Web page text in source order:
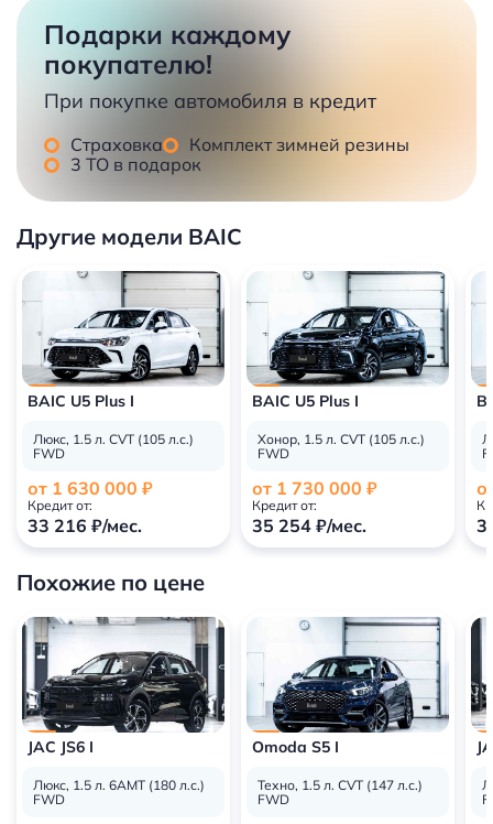
Подарки каждому
покупателю!
При покупке автомобиля в кредит
Страховка
Комплект зимней резины
3 ТО в подарок
Другие модели BAIC
BAIC U5 Plus I
Люкс, 1.5 л. CVT (105 л.с.)
FWD
от 1 630 000 ₽
Кредит от:
33 216 ₽/мес.
BAIC U5 Plus I
Хонор, 1.5 л. CVT (105 л.с.)
FWD
от 1 730 000 ₽
Кредит от:
35 254 ₽/мес.
Похожие по цене
JAC JS6 I
Люкс, 1.5 л. 6АМТ (180 л.с.)
FWD
Omoda S5 I
Техно, 1.5 л. СVT (147 л.с.)
FWD